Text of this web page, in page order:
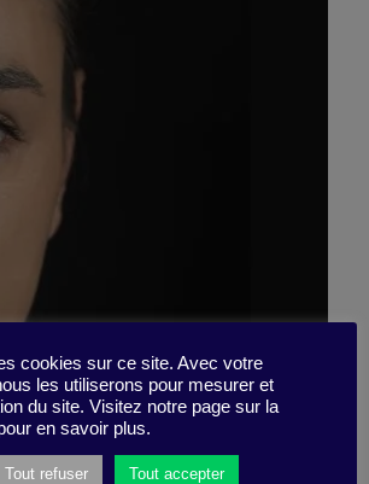
intelligence
weapon
cookies sur ce site. Avec votre
les utiliserons pour mesurer et
du site. Visitez notre page sur la
en savoir plus.
Tout refuser Tout accepter